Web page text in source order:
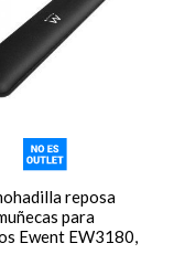
reposa
para
Ewent EW3180,